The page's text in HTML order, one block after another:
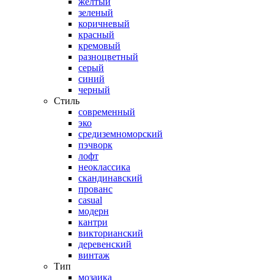
зеленый
коричневый
красный
кремовый
разноцветный
серый
синий
черный
Стиль
современный
эко
средиземноморский
пэчворк
лофт
неоклассика
скандинавский
прованс
casual
модерн
кантри
викторианский
деревенский
винтаж
Тип
мозаика